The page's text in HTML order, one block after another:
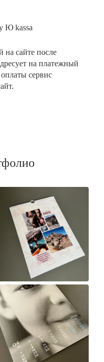
Ю kassa
на сайте после
на платежный
сервис